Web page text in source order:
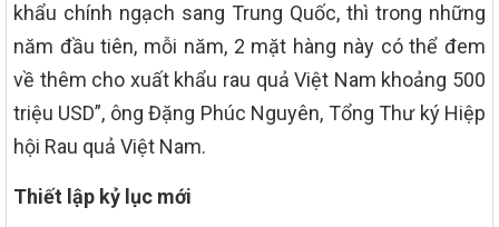
khẩu chính ngạch sang Trung Quốc, thì trong những
năm đầu tiên, mỗi năm, 2 mặt hàng này có thể đem
về thêm cho xuất khẩu rau quả Việt Nam khoảng 500
triệu USD”, ông Đặng Phúc Nguyên, Tổng Thư ký Hiệp
hội Rau quả Việt Nam.
Thiết lập kỷ lục mới